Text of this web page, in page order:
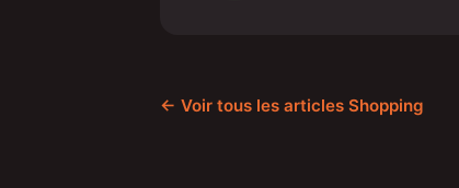
← Voir tous les articles Shopping